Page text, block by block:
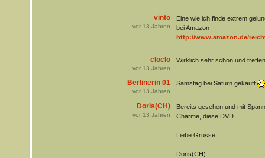
vinto
vor 13 Jahren
Eine wie ich finde extrem
bei Amazon
http://www.amazon.de/
cloclo
vor 13 Jahren
Wirklich sehr schön und
Berlinerin 01
vor 13 Jahren
Samstag bei Saturn gekauft
Doris(CH)
vor 13 Jahren
Bereits gesehen und mit
Charme, diese DVD...
Liebe Grüsse
Doris(CH)